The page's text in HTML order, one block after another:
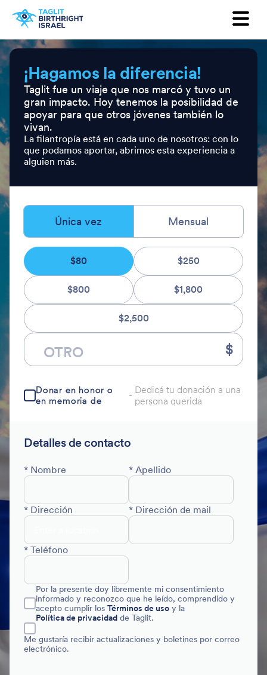
¡Hagamos la diferencia!
Taglit fue un viaje que nos marcó y tuvo un
gran impacto. Hoy tenemos la posibilidad de
apoyar para que otros jóvenes también lo
vivan.
La filantropía está en cada uno de nosotros: con lo
que podamos aportar, abrimos esta experiencia a
alguien más.
Única vez Mensual
$80 $250
$800 $1,800
$2,500
$
Donar en honor o
en memoria de
- Dedicá tu donación a una
persona querida
Detalles de contacto
* Nombre * Apellido
* Dirección * Dirección de mail
* Teléfono
Por la presente doy libremente mi consentimiento
informado y reconozco que he leído, comprendido y
acepto cumplir los Términos de uso y la
Política de privacidad de Taglit.
Me gustaría recibir actualizaciones y boletines por correo
electrónico.
Want to receive our newsletter?
Last Name
Email
Country